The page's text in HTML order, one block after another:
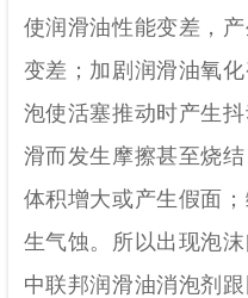
使润滑油性能变差，
变差；加剧润滑油氧
泡使活塞推动时产生
滑而发生摩擦甚至烧
体积增大或产生假面
生气蚀。所以出现泡
中联邦润滑油消泡剂